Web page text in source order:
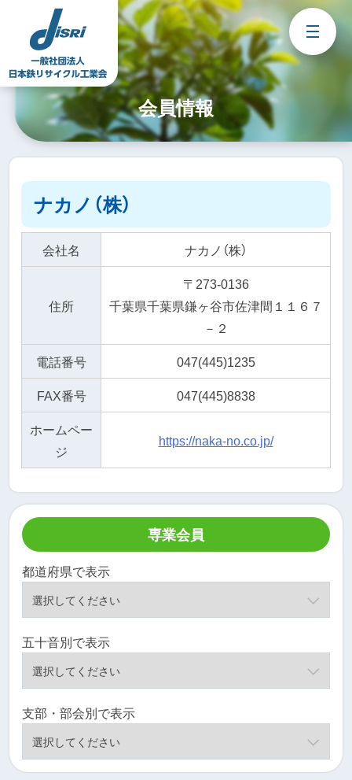
content
会員情報
ナカノ（株）
会社名 ナカノ（株）
住所
〒273-0136
千葉県千葉県鎌ヶ谷市佐津間１１６７
－２
電話番号
047(445)1235
FAX番号
047(445)8838
ホームペー
ジ
https://naka-no.co.jp/
専業会員
都道府県で表示
五十音別で表示
支部・部会別で表示